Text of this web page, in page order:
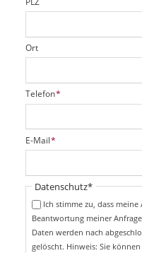
Ort
P
f
i
c
t
f
Telefon*
P
f
i
E-Mail*
Pflichtfeld
Datenschutz*
Ich stimme zu, dass
Beantwortung meiner
Daten werden nach
gelöscht. Hinweis: Sie